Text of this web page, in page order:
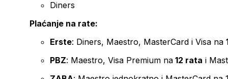
Diners
Plaćanje na rate:
Erste: Diners, Maestro, MasterCard i Visa na
PBZ: Maestro, Visa Premium na 12 rata i